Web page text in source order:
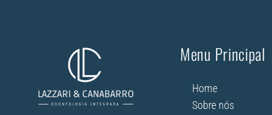
Menu Principal
Home
Sobre nós